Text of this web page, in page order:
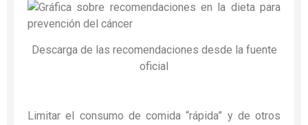
Descarga de las recomendaciones desde la fuente
oficial
Limitar el consumo de comida “rápida” y de otros